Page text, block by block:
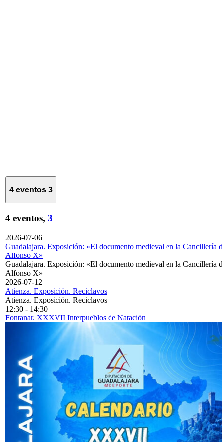
4 eventos 3
4 eventos, 3
2026-07-06
Guadalajara. Exposición: «El documento medieval en la Cancillería
Alfonso X»
Guadalajara. Exposición: «El documento medieval en la Cancillería
Alfonso X»
2026-07-12
Atienza. Exposición. Reciclavos
Atienza. Exposición. Reciclavos
12:30 - 14:30
Fontanar. XXXVII Interpueblos de Natación